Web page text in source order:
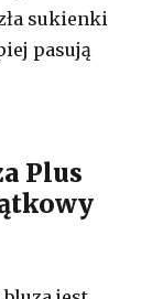
sukienki
pasują
Plus